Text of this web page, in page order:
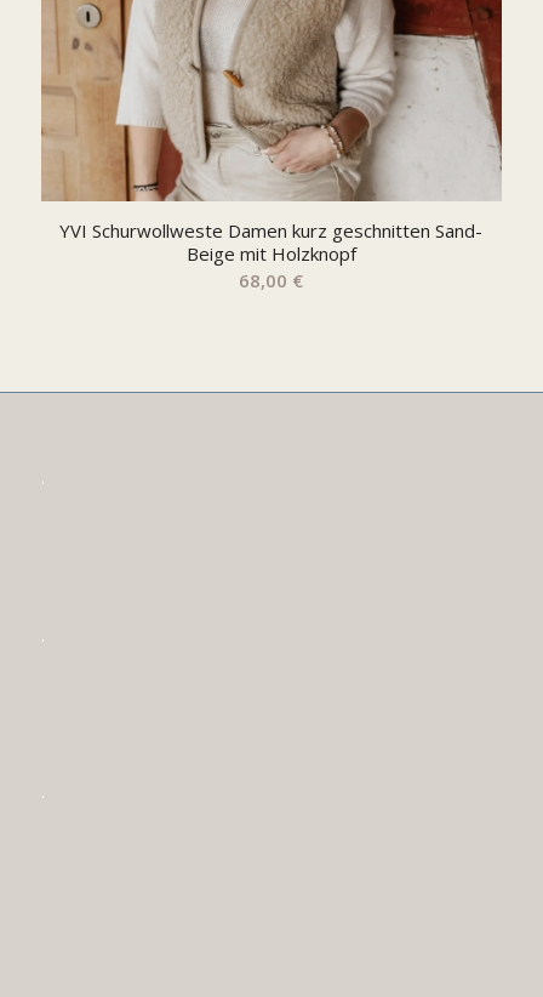
YVI Schurwollweste Damen kurz geschnitten Sand-
Beige mit Holzknopf
68,00 €
.
.
.